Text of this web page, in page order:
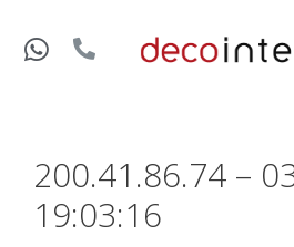
200.41.86.74 –
19:03:16